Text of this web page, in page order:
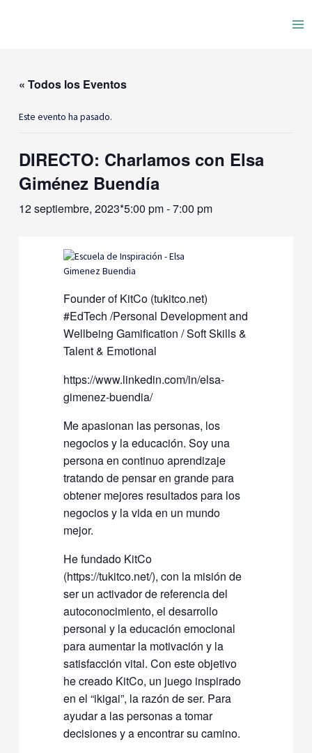
« Todos los Eventos
Este evento ha pasado.
DIRECTO: Charlamos con Elsa
Giménez Buendía
12 septiembre, 2023*5:00 pm-7:00 pm
Founder of KitCo (tukitco.net)
#EdTech /Personal Development and
Wellbeing Gamification / Soft Skills &
Talent & Emotional
https://www.linkedin.com/in/elsa-
gimenez-buendia/
Me apasionan las personas, los
negocios y la educación. Soy una
persona en continuo aprendizaje
tratando de pensar en grande para
obtener mejores resultados para los
negocios y la vida en un mundo
mejor.
He fundado KitCo
(https://tukitco.net/), con la misión de
ser un activador de referencia del
autoconocimiento, el desarrollo
personal y la educación emocional
para aumentar la motivación y la
satisfacción vital. Con este objetivo
he creado KitCo, un juego inspirado
en el “ikigai”, la razón de ser. Para
ayudar a las personas a tomar
decisiones y a encontrar su camino.